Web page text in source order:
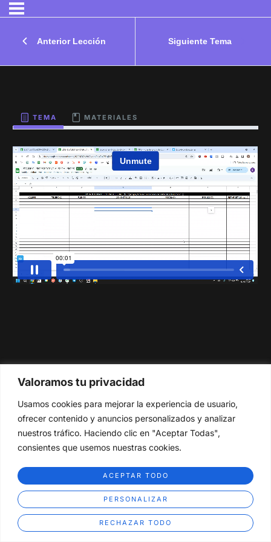
Valoramos tu privacidad
Usamos cookies para mejorar la experiencia de usuario,
ofrecer contenido y anuncios personalizados y analizar
nuestros tráfico. Haciendo clic en "Aceptar Todas",
consientes que usemos nuestras cookies.
PERSONALIZAR
RECHAZAR TODO
ACEPTAR TODO
Anterior Lección Siguiente Tema
TEMA MATERIALES